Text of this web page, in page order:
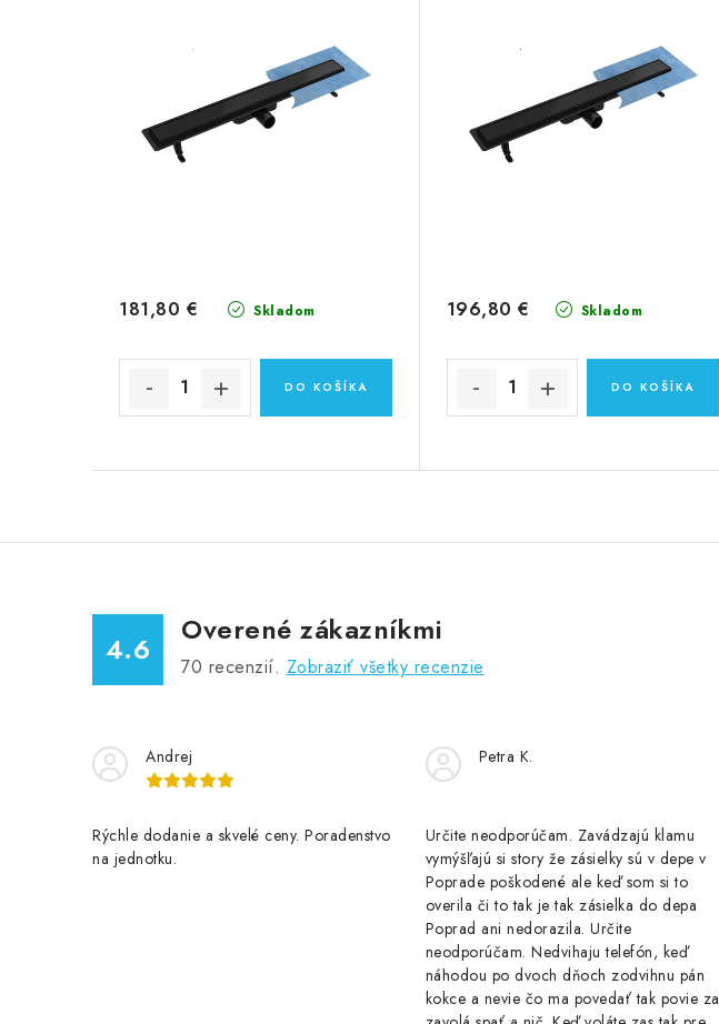
Skladom
181,80 €
DO KOŠÍKA
Skladom
196,80 €
DO KOŠÍKA
4.6
Overené zákazníkmi
70 recenzií. Zobraziť všetky recenzie
Andrej
Rýchle dodanie a skvelé ceny. Poradenstvo
na jednotku.
Petra K.
Určite neodporúčam. Zavádzajú klamu
vymýšľajú si story že zásielky sú v depe v
Poprade poškodené ale keď som si to
overila či to tak je tak zásielka do depa
Poprad ani nedorazila. Určite
neodporúčam. Nedvihaju telefón, keď
náhodou po dvoch dňoch zodvihnu pán
kokce a nevie čo ma povedať tak povie za